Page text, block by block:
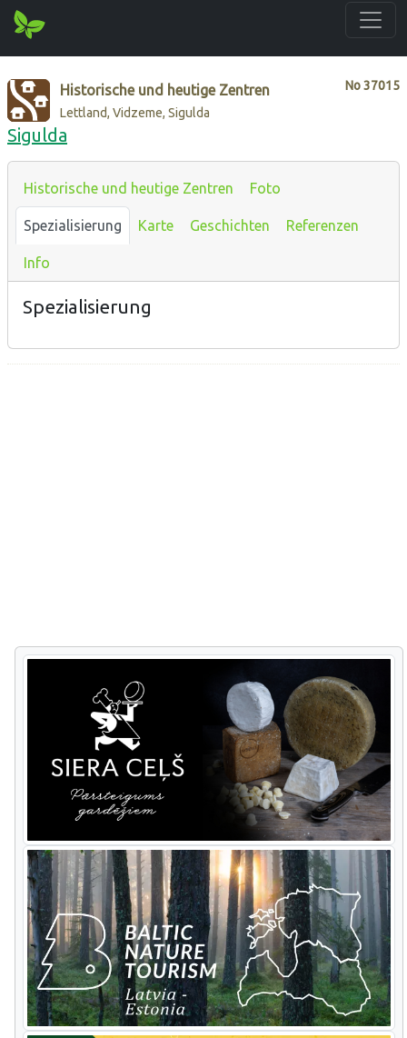
No37015
Historische und heutige Zentren
Lettland, Vidzeme, Sigulda
Sigulda
Historische und heutige Zentren Foto
Spezialisierung Karte Geschichten Referenzen
Info
Spezialisierung